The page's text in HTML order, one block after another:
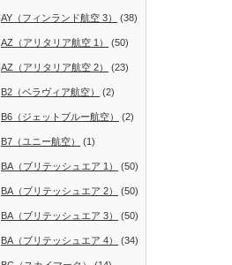
AY（フィンランド航空 3） (38)
AZ（アリタリア航空 1） (50)
AZ（アリタリア航空 2） (23)
B2（ベラヴィア航空） (2)
B6（ジェットブルー航空） (2)
B7（ユニー航空） (1)
BA（ブリテッシュエア 1） (50)
BA（ブリテッシュエア 2） (50)
BA（ブリテッシュエア 3） (50)
BA（ブリテッシュエア 4） (34)